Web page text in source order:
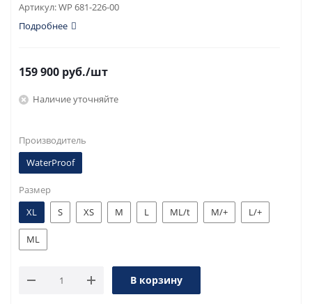
Артикул:WP 681-226-00
Подробнее
159 900 руб./шт
Наличие уточняйте
Производитель
WaterProof
Размер
XL
S XS M L ML/t M/+ L/+
ML
В корзину